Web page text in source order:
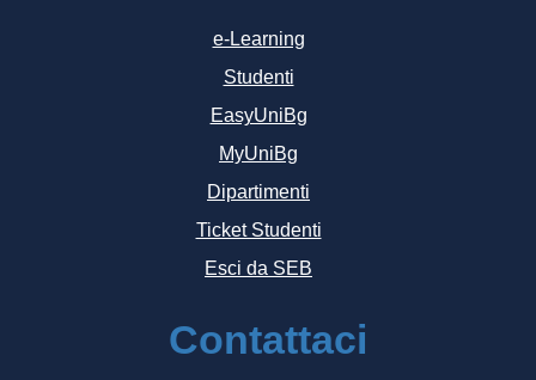
e-Learning
Studenti
EasyUniBg
MyUniBg
Dipartimenti
Ticket Studenti
Esci da SEB
Contattaci